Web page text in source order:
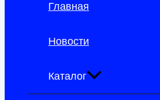
Главная
Новости
Каталог